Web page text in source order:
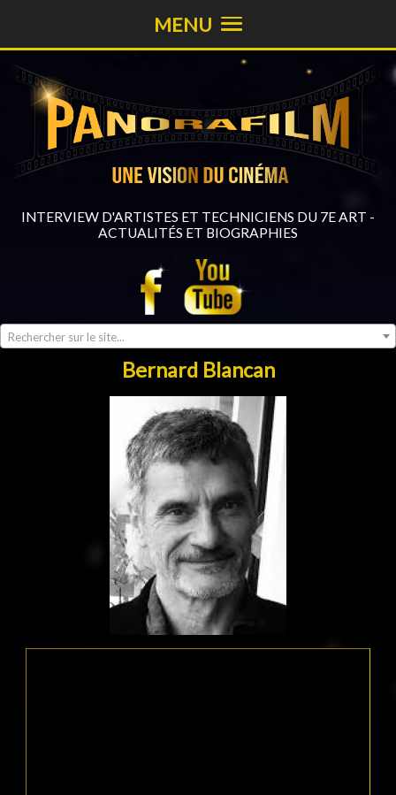
INTERVIEW D'ARTISTES ET TECHNICIENS DU 7E ART -
ACTUALITÉS ET BIOGRAPHIES
Rechercher sur le site...
MENU
Bernard Blancan